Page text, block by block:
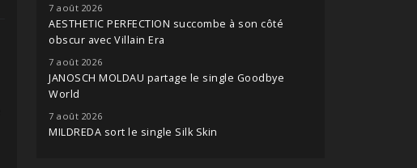
7 août 2026
AESTHETIC PERFECTION succombe à son côté
obscur avec Villain Era
7 août 2026
JANOSCH MOLDAU partage le single Goodbye
World
7 août 2026
MILDREDA sort le single Silk Skin